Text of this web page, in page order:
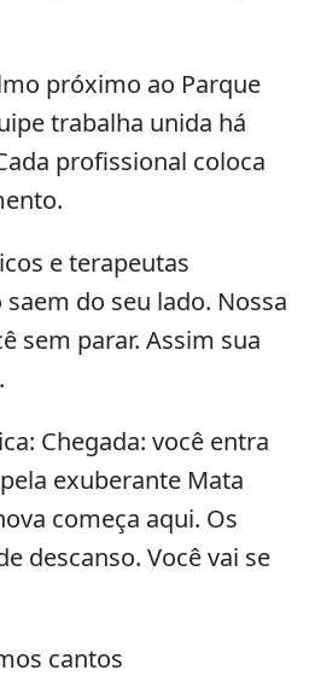
próximo ao Parque
trabalha unida há
profissional coloca
e terapeutas
do seu lado. Nossa
sem parar. Assim sua
Chegada: você entra
exuberante Mata
começa aqui. Os
descanso. Você vai se
cantos